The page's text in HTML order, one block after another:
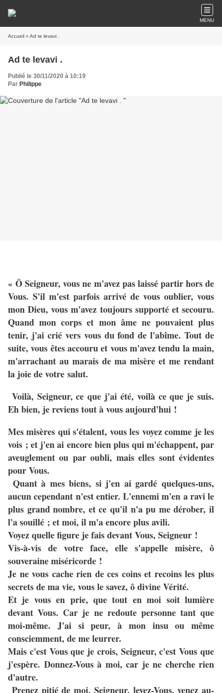
MENU
Accueil » Ad te levavi .
Ad te levavi .
Publié le 30/11/2020 à 10:19
Par Philippe
« Ô Seigneur, vous ne m'avez pas laissé partir hors de
Vous. S'il m'est parfois arrivé de vous oublier, vous
mon Dieu, vous m'avez toujours supporté et secouru.
Quand mon corps et mon âme ne pouvaient plus
tenir, j'ai crié vers vous du fond de l'abîme. Tout de
suite, vous êtes accouru et vous m'avez tendu la main,
m'arrachant au marais de ma misère et me rendant
la joie de votre salut.
Voilà, Seigneur, ce que j'ai été, voilà ce que je suis.
Eh bien, je reviens tout à vous aujourd'hui !
Mes misères qui s'étalent, vous les voyez comme je les
vois ; et j'en ai encore bien plus qui m'échappent, par
aveuglement ou par oubli, mais elles sont évidentes
pour Vous.
Quant à mes biens, si j'en ai gardé quelques-uns,
aucun cependant n'est entier. L'ennemi m'en a ravi le
plus grand nombre, et ce qu'il n'a pu me dérober, il
l'a souillé ; et moi, il m'a encore plus avili.
Voyez quelle figure je fais devant Vous, Seigneur !
Vis-à-vis de votre face, elle s'appelle misère, ô
souveraine miséricorde !
Je ne vous cache rien de ces coins et recoins les plus
secrets de ma vie, vous le savez, ô divine Vérité.
Et je vous en prie, que tout en moi soit lumière
devant Vous. Car je ne redoute personne tant que
moi-même. J'ai si peur, à mon insu ou même
consciemment, de me leurrer.
Mais c'est Vous que je crois, Seigneur, c'est Vous que
j'espère. Donnez-Vous à moi, car je ne cherche rien
d'autre.
Prenez pitié de moi, Seigneur, levez-Vous, venez au-